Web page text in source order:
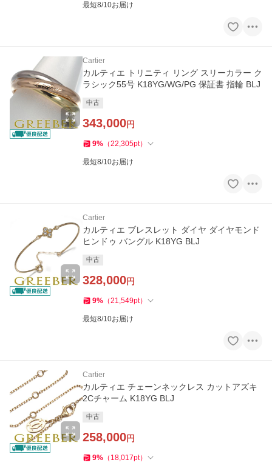
最短8/10お届け
Cartier
カルティエ トリニティ リング スリーカラー ク
ラシック55号 K18YG/WG/PG 保証書 指輪 BLJ
中古
343,000円
9% （22,305pt）
最短8/10お届け
Cartier
カルティエ ブレスレット ダイヤ ダイヤモンド
ヒンドゥ バングル K18YG BLJ
中古
328,000円
9% （21,549pt）
最短8/10お届け
Cartier
カルティエ チェーンネックレス カットアズキ
2Cチャーム K18YG BLJ
中古
258,000円
9% （ 18,017pt）